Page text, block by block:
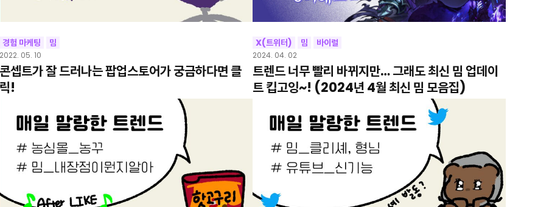
경험 마케팅 밈
2022. 05. 10
콘셉트가 잘 드러나는 팝업스토어가 궁금하다면 클
릭!
X(트위터) 밈 바이럴
2024. 04. 02
트렌드 너무 빨리 바뀌지만… 그래도 최신 밈 업데이
트 킵고잉~! (2024년 4월 최신 밈 모음집)